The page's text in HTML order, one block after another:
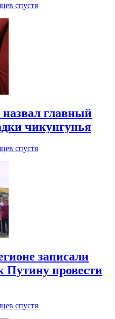
спустя
главный
чикунгунья
спустя
записали
Путину провести
спустя